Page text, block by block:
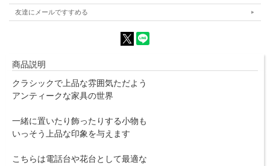
友達にメールですすめる
商品説明
クラシックで上品な雰囲気ただよう
アンティークな家具の世界
一緒に置いたり飾ったりする小物も
いっそう上品な印象を与えます
こちらは電話台や花台として最適な